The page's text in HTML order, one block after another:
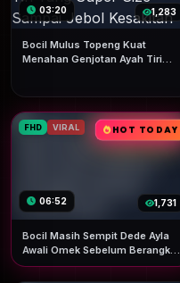
03:20 1,283
Bocil Mulus Topeng Kuat
Menahan Genjotan Ayah Tiri
FHD VIRAL
06:52 1,731
HOT TODAY
Bocil Masih Sempit Dede Ayla
Awali Omek Sebelum Berangkat
Sekolah Sampai Becek